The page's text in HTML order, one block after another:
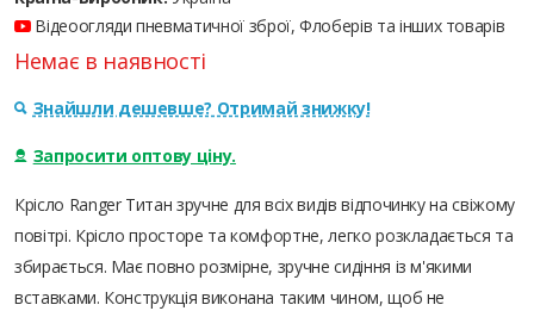
Відеоогляди пневматичної зброї, Флоберів та інших товарів
Немає в наявності
Знайшли дешевше? Отримай знижку!
Запросити оптову ціну.
Крісло Ranger Титан зручне для всіх видів відпочинку на свіжому
повітрі. Крісло просторе та комфортне, легко розкладається та
збирається. Має повно розмірне, зручне сидіння із м'якими
вставками. Конструкція виконана таким чином, щоб не